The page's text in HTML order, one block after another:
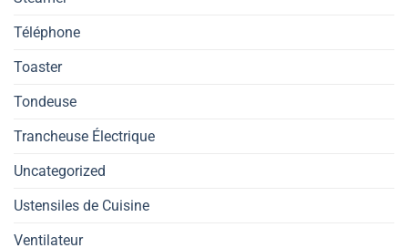
Téléphone
Toaster
Tondeuse
Trancheuse Électrique
Uncategorized
Ustensiles de Cuisine
Ventilateur